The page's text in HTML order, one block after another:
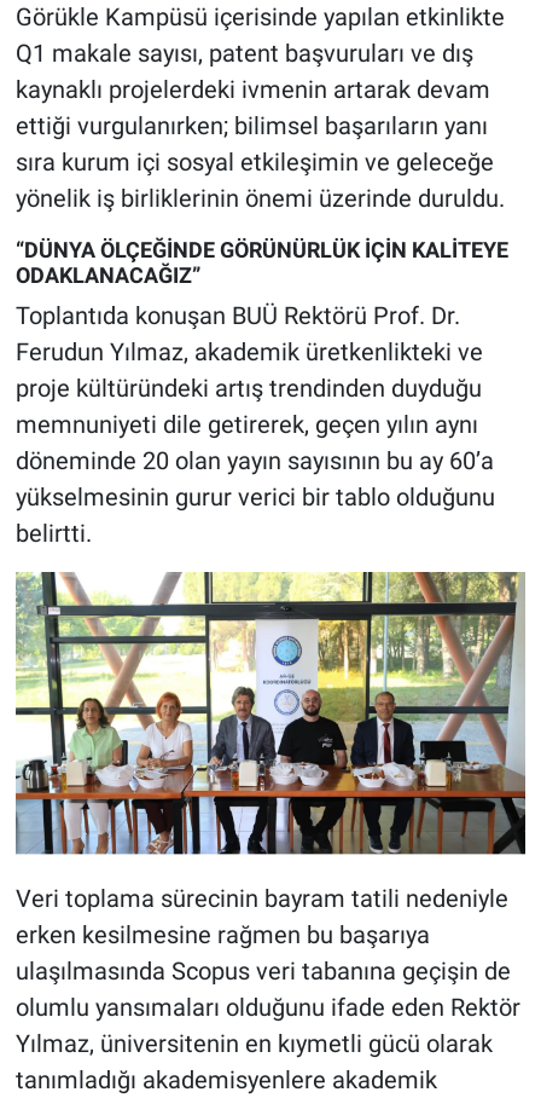
Görükle Kampüsü içerisinde yapılan etkinlikte
Q1 makale sayısı, patent başvuruları ve dış
kaynaklı projelerdeki ivmenin artarak devam
ettiği vurgulanırken; bilimsel başarıların yanı
sıra kurum içi sosyal etkileşimin ve geleceğe
yönelik iş birliklerinin önemi üzerinde duruldu.
“DÜNYA ÖLÇEĞİNDE GÖRÜNÜRLÜK İÇİN KALİTEYE
ODAKLANACAĞIZ”
Toplantıda konuşan BUÜ Rektörü Prof. Dr.
Ferudun Yılmaz, akademik üretkenlikteki ve
proje kültüründeki artış trendinden duyduğu
memnuniyeti dile getirerek, geçen yılın aynı
döneminde 20 olan yayın sayısının bu ay 60’a
yükselmesinin gurur verici bir tablo olduğunu
belirtti.
Veri toplama sürecinin bayram tatili nedeniyle
erken kesilmesine rağmen bu başarıya
ulaşılmasında Scopus veri tabanına geçişin de
olumlu yansımaları olduğunu ifade eden Rektör
Yılmaz, üniversitenin en kıymetli gücü olarak
tanımladığı akademisyenlere akademik